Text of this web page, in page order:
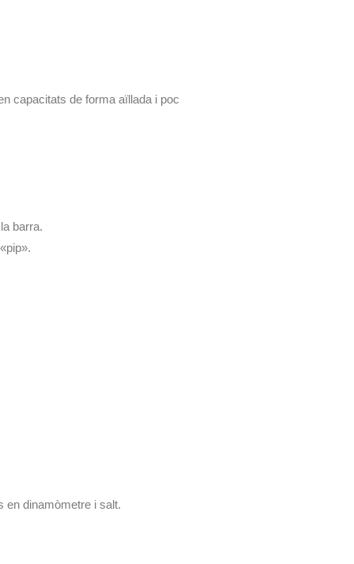
capacitats de forma aïllada i poc
barra.
en dinamòmetre i salt.